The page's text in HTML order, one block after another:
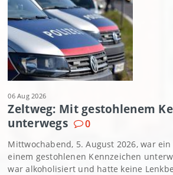
06 Aug 2026
Zeltweg: Mit gestohlenem
unterwegs
0
Mittwochabend, 5. August 2026, war
einem gestohlenen Kennzeichen
war alkoholisiert und hatte keine